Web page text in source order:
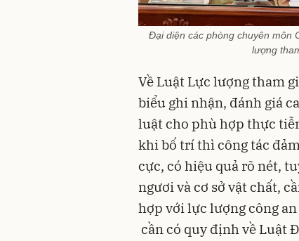
Đại diện các phòng chuyên môn
lượng
Về Luật Lực lượng tham
biểu ghi nhận, đánh giá
luật cho phù hợp thực
khi bố trí thì công tác
cực, có hiệu quả rõ nét,
ngươi và cơ sở vật chất,
hợp với lực lượng công
cần có quy định về Luật